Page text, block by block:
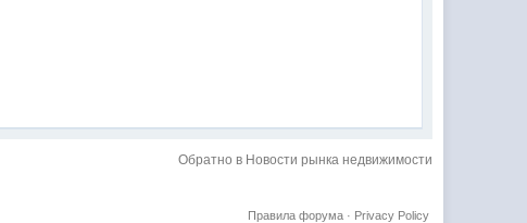
Обратно в Новости рынка недвижимости
Privacy Policy
Правила форума·